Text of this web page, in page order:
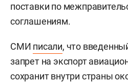
поставки по
соглашениям.
СМИ писали, что
запрет на экспорт
сохранит внутри страны